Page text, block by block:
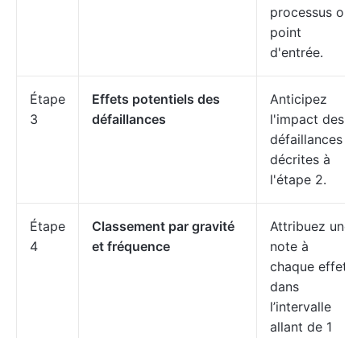
processus ou
point
d'entrée.
Étape
3
Effets potentiels des
défaillances
Anticipez
l'impact des
défaillances
décrites à
l'étape 2.
Étape
4
Classement par gravité
et fréquence
Attribuez une
note à
chaque effet,
dans
l’intervalle
allant de 1